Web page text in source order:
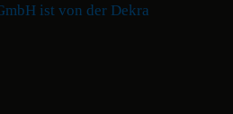
ist von der Dekra